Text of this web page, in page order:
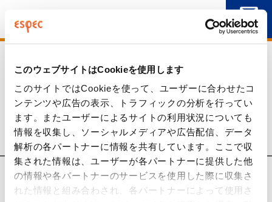
このウェブサイトはCookieを使用します
このサイトではCookieを使って、ユーザーに合わせたコ
ンテンツや広告の表示、トラフィックの分析を行ってい
ます。またユーザーによるサイトの利用状況についても
情報を収集し、ソーシャルメディアや広告配信、データ
解析の各パートナーに情報を共有しています。ここで収
集された情報は、ユーザーが各パートナーに提供した他
の情報や各パートナーのサービスを使用した際に収集さ
れた情報と組み合わされ、各パートナーによって使用さ
お問い合わせ
製品レンタル
製品レンタル
カート0
該当製品は現在利用いただけません